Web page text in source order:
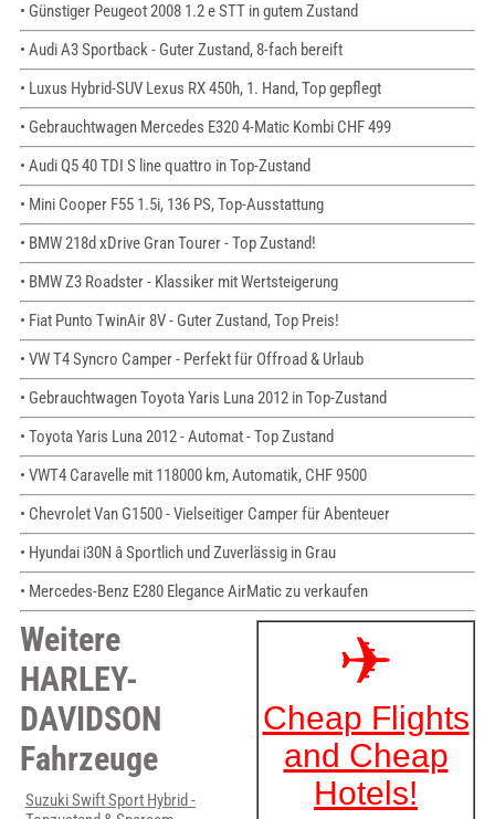
• Günstiger Peugeot 2008 1.2 e STT in gutem Zustand
• Audi A3 Sportback - Guter Zustand, 8-fach bereift
• Luxus Hybrid-SUV Lexus RX 450h, 1. Hand, Top gepflegt
• Gebrauchtwagen Mercedes E320 4-Matic Kombi CHF 499
• Audi Q5 40 TDI S line quattro in Top-Zustand
• Mini Cooper F55 1.5i, 136 PS, Top-Ausstattung
• BMW 218d xDrive Gran Tourer - Top Zustand!
• BMW Z3 Roadster - Klassiker mit Wertsteigerung
• Fiat Punto TwinAir 8V - Guter Zustand, Top Preis!
• VW T4 Syncro Camper - Perfekt für Offroad & Urlaub
• Gebrauchtwagen Toyota Yaris Luna 2012 in Top-Zustand
• Toyota Yaris Luna 2012 - Automat - Top Zustand
• VWT4 Caravelle mit 118000 km, Automatik, CHF 9500
• Chevrolet Van G1500 - Vielseitiger Camper für Abenteuer
• Hyundai i30N â Sportlich und Zuverlässig in Grau
• Mercedes-Benz E280 Elegance AirMatic zu verkaufen
Weitere
HARLEY-
DAVIDSON
Fahrzeuge
Suzuki Swift Sport Hybrid -